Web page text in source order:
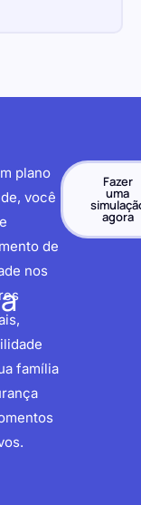
plano
você
de
nos
família
Fazer
uma
agora